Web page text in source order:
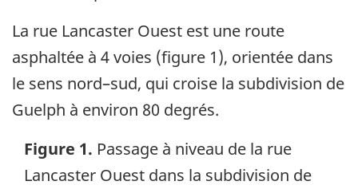
La rue Lancaster Ouest est une route
asphaltée à 4 voies (figure 1), orientée dans
le sens nord–sud, qui croise la subdivision de
Guelph à environ 80 degrés.
Figure 1. Passage à niveau de la rue
Lancaster Ouest dans la subdivision de